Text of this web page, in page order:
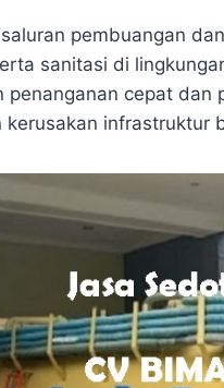
pembuangan
sanitasi di
penanganan cepat
kerusakan infrastruktur